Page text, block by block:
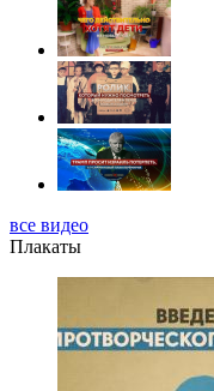
все видео
Плакаты